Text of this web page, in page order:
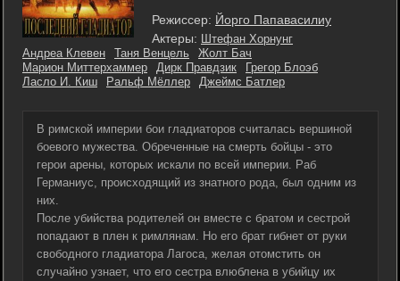
Режиссер: Йорго Папавасилиу
Актеры:
Штефан Хорнунг
Андреа Клевен
Таня Венцель
Жолт Бач
Марион Миттерхаммер
Дирк Правдзик
Грегор Блоэб
Ласло И. Киш
Ральф Мёллер Джеймс Батлер
В римской империи бои гладиаторов считалась вершиной
боевого мужества. Обреченные на смерть бойцы - это
герои арены, которых искали по всей империи. Раб
Германиус, происходящий из знатного рода, был одним из
них.
После убийства родителей он вместе с братом и сестрой
попадают в плен к римлянам. Но его брат гибнет от руки
свободного гладиатора Лагоса, желая отомстить он
случайно узнает, что его сестра влюблена в убийцу их